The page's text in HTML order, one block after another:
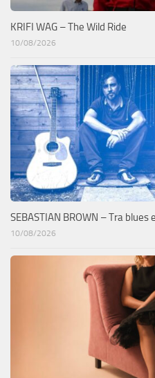
KRIFI WAG – The Wild Ride
10/08/2026
SEBASTIAN BROWN – Tra
10/08/2026